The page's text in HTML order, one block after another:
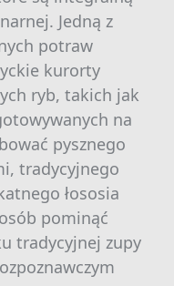
Jedną z
potraw
kurorty
ryb, takich jak
na
pysznego
tradycyjnego
łososia
pominąć
tradycyjnej zupy